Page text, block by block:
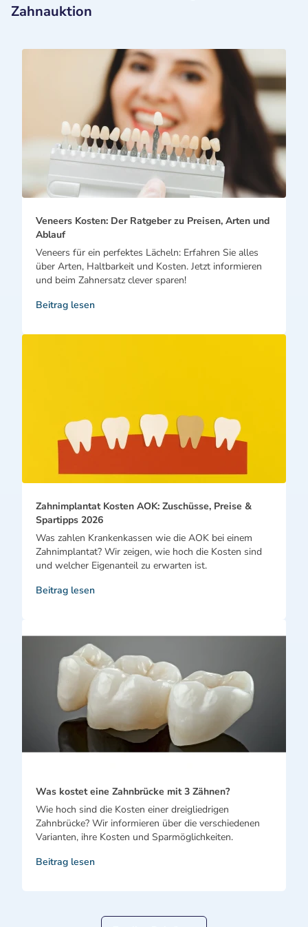
Zahnauktion
Veneers Kosten: Der Ratgeber zu Preisen, Arten und
Ablauf
Veneers für ein perfektes Lächeln: Erfahren Sie alles
über Arten, Haltbarkeit und Kosten. Jetzt informieren
und beim Zahnersatz clever sparen!
Beitrag lesen
Zahnimplantat Kosten AOK: Zuschüsse, Preise &
Spartipps 2026
Was zahlen Krankenkassen wie die AOK bei einem
Zahnimplantat? Wir zeigen, wie hoch die Kosten sind
und welcher Eigenanteil zu erwarten ist.
Beitrag lesen
Was kostet eine Zahnbrücke mit 3 Zähnen?
Wie hoch sind die Kosten einer dreigliedrigen
Zahnbrücke? Wir informieren über die verschiedenen
Varianten, ihre Kosten und Sparmöglichkeiten.
Beitrag lesen